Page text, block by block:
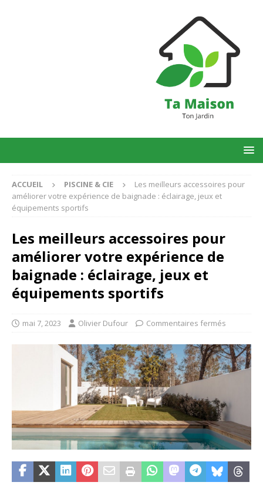
ACCUEIL PISCINE & CIE
Les meilleurs accessoires pour
améliorer votre expérience de baignade : éclairage, jeux et
équipements sportifs
Les meilleurs accessoires pour
améliorer votre expérience de
baignade : éclairage, jeux et
équipements sportifs
mai 7, 2023 Olivier Dufour Commentaires fermés